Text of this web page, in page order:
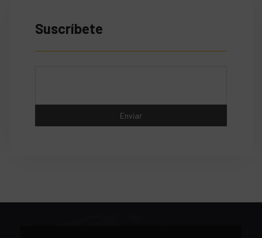
Suscríbete